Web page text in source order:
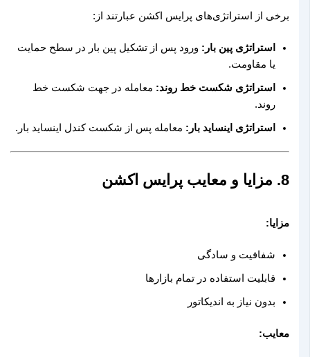
برخی از استراتژی‌های پرایس اکشن عبارتند از:
استراتژی پین بار: ورود پس از تشکیل پین بار در سطح حمایت
یا مقاومت.
استراتژی شکست خط روند:معامله در جهت شکست خط
روند.
استراتژی اینساید بار: معامله پس از شکست کندل اینساید بار.
8. مزایا و معایب پرایس اکشن
مزایا:
شفافیت و سادگی
قابلیت استفاده در تمام بازارها
بدون نیاز به اندیکاتور
معایب: